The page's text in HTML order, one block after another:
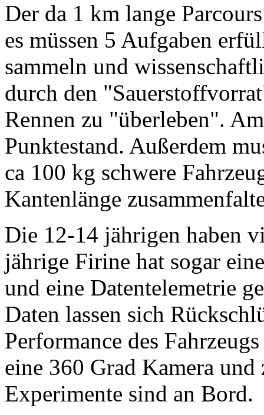
Der da 1 km lange
es müssen 5 Aufgaben
sammeln und
durch den
Rennen zu "überleben".
Punktestand. Außerdem
ca 100 kg schwere
Kantenlänge
Die 12-14 jährigen haben
jährige Firine hat sogar
und eine Datentelemetrie
Daten lassen sich
Performance des
eine 360 Grad Kamera
Experimente sind an Bord.